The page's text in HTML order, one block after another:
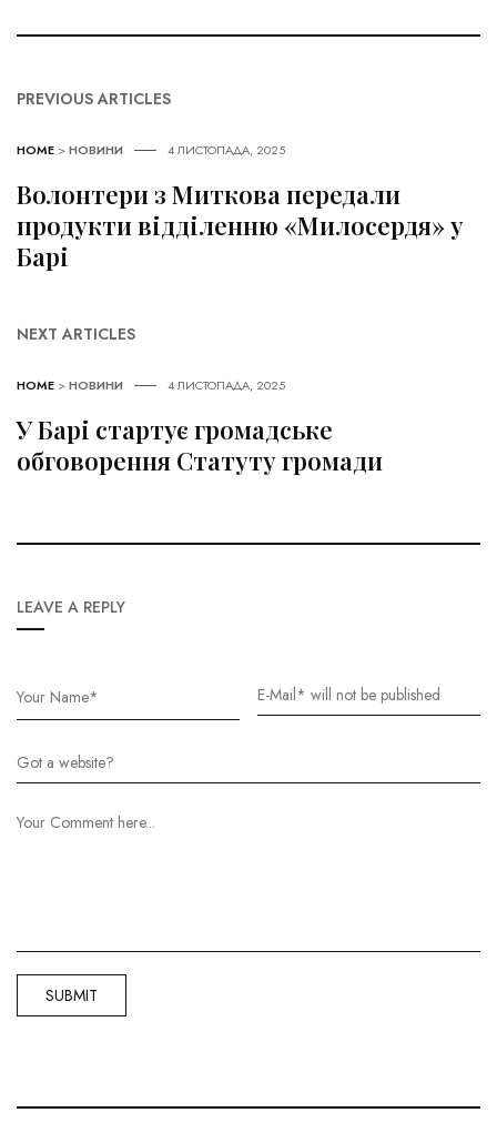
PREVIOUS ARTICLES
HOME >НОВИНИ 4 ЛИСТОПАДА, 2025
Волонтери з Миткова передали
продукти відділенню «Милосердя» у
Барі
NEXT ARTICLES
HOME >НОВИНИ 4 ЛИСТОПАДА, 2025
У Барі стартує громадське
обговорення Статуту громади
LEAVE A REPLY